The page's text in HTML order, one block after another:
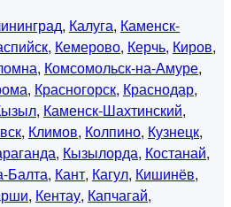
, Калуга, Каменск-
, Кемерово, Керчь, Киров,
, Комсомольск-на-Амуре,
, Красногорск, Краснодар,
, Каменск-Шахтинский,
, Климов, Колпино, Кузнецк,
, Кызылорда, Костанай,
Балта, Кант, Кагул, Кишинёв,
, Кентау, Капчагай,